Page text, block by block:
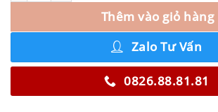
Thêm vào giỏ hàng
Zalo Tư Vấn
0826.88.81.81